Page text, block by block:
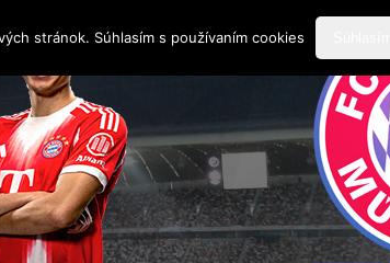
stránok. Súhlasím s používaním cookies